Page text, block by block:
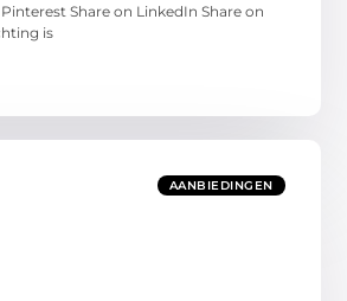
Share on LinkedIn Share on
is
AANBIEDINGEN